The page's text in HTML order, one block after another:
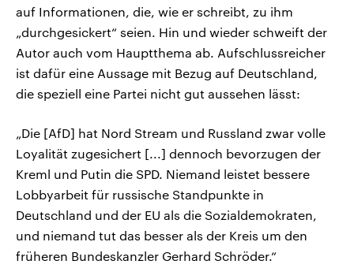
auf Informationen, die, wie er schreibt, zu ihm
„durchgesickert“ seien. Hin und wieder schweift der
Autor auch vom Hauptthema ab. Aufschlussreicher
ist dafür eine Aussage mit Bezug auf Deutschland,
die speziell eine Partei nicht gut aussehen lässt:
„Die [AfD] hat Nord Stream und Russland zwar volle
Loyalität zugesichert [...] dennoch bevorzugen der
Kreml und Putin die SPD. Niemand leistet bessere
Lobbyarbeit für russische Standpunkte in
Deutschland und der EU als die Sozialdemokraten,
und niemand tut das besser als der Kreis um den
früheren Bundeskanzler Gerhard Schröder.“